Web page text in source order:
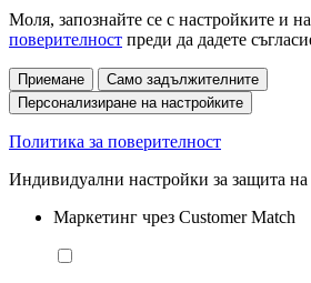
Моля, запознайте се с настройките и
поверителност преди да дадете
Приемане
Само задължителните
Персонализиране на настройките
Политика за поверителност
Индивидуални настройки за защита на
Маркетинг чрез Customer Match